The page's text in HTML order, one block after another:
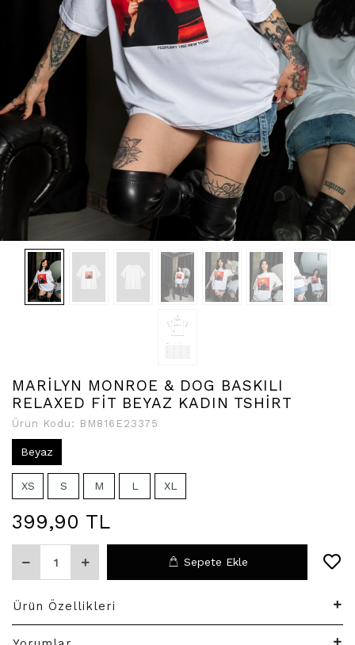
MARİLYN MONROE & DOG BASKILI
RELAXED FİT BEYAZ KADIN TSHİRT
Ürün Kodu: BM816E23375
Beyaz
XS S M L XL
399,90 TL
Sepete Ekle
Ürün Özellikleri